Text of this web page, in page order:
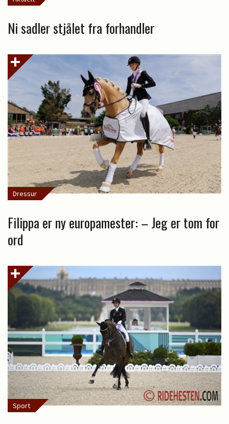
Ni sadler stjålet fra forhandler
Dressur
Filippa er ny europamester: – Jeg er tom for
ord
Sport